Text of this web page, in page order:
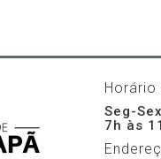
Horário
Seg-
7h às